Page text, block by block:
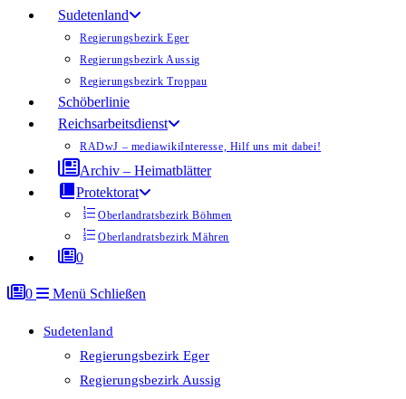
Sudetenland
Regierungsbezirk Eger
Regierungsbezirk Aussig
Regierungsbezirk Troppau
Schöberlinie
Reichsarbeitsdienst
RADwJ – mediawikiInteresse, Hilf uns mit dabei!
Archiv – Heimatblätter
Protektorat
Oberlandratsbezirk Böhmen
Oberlandratsbezirk Mähren
0
0 Menü Schließen
Sudetenland
Regierungsbezirk Eger
Regierungsbezirk Aussig